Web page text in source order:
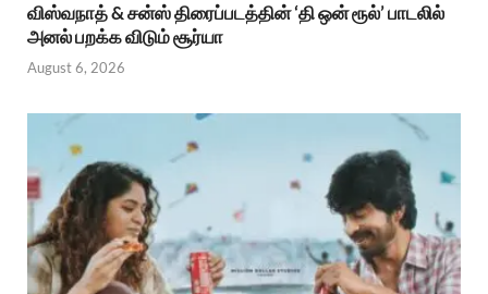
விஸ்வநாத் & சன்ஸ் திரைப்படத்தின் ‘தி ஒன் ரூல்’ பாடலில்
அனல் பறக்க விடும் சூர்யா
August 6, 2026